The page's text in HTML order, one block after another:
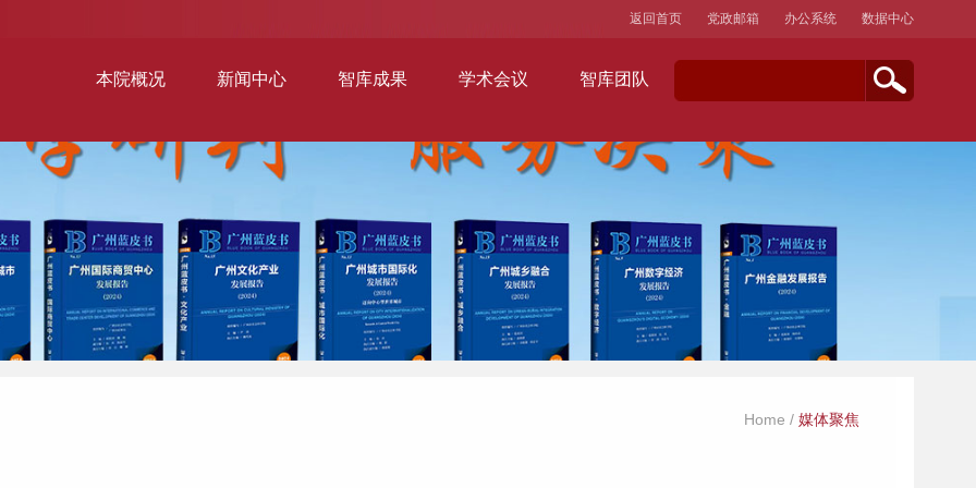
本院概况 新闻中心 智库成果 学术会议 智库团队
返回首页 党政邮箱 办公系统 数据中心
Home / 媒体聚焦